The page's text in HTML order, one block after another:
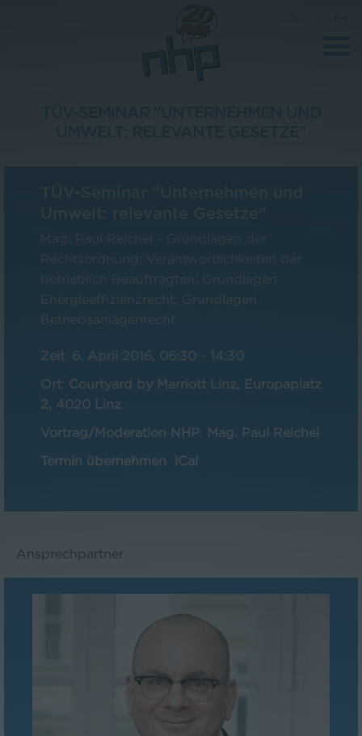
Pressebereich
Kontakt
Rechtsordnung; Verantwortlichkeiten der
betrieblich Beauftragten; Grundlagen
Energieeffizienzrecht; Grundlagen
Betriebsanlagenrecht
Zeit 6. April 2016, 06:30 - 14:30
Ort Courtyard by Marriott Linz, Europaplatz
2, 4020 Linz
Vortrag/Moderation NHP: Mag. Paul Reichel
Termin übernehmen
iCal
Ansprechpartner